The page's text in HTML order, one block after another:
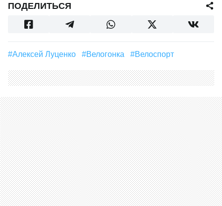
ПОДЕЛИТЬСЯ
#Алексей Луценко #Велогонка #велоспорт